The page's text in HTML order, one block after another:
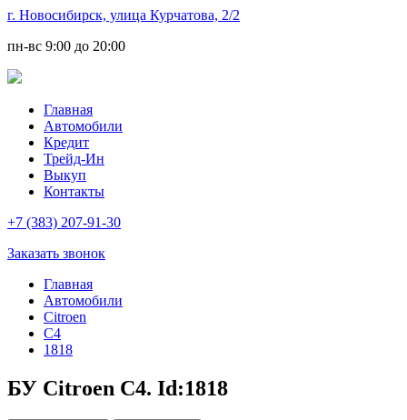
г. Новосибирск, улица Курчатова, 2/2
пн-вс 9:00 до 20:00
Главная
Автомобили
Кредит
Трейд-Ин
Выкуп
Контакты
+7 (383) 207-91-30
Заказать звонок
Главная
Автомобили
Citroen
C4
1818
БУ Citroen C4. Id:1818